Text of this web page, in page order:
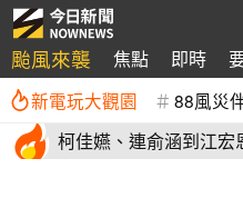
颱風來襲 焦點 即時
新電玩大觀園 88風災
柯佳嬿、連俞涵到江